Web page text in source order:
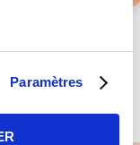
Paramètres
BIO ET